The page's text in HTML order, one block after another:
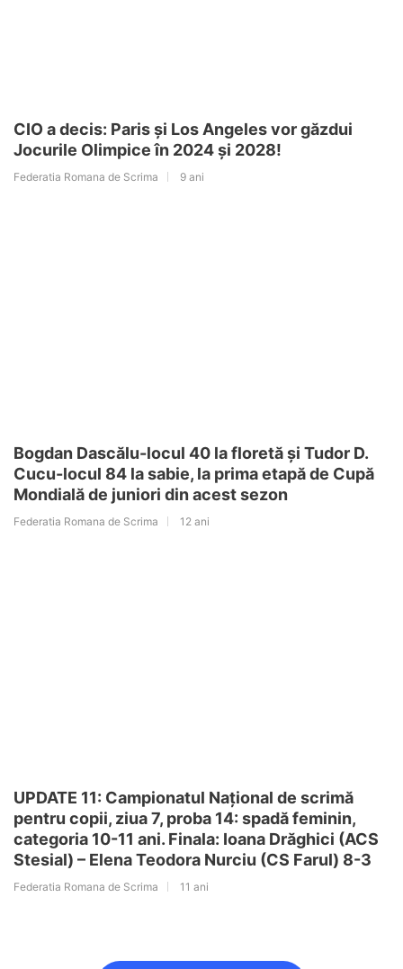
CIO a decis: Paris și Los Angeles vor găzdui
Jocurile Olimpice în 2024 și 2028!
Federatia Romana de Scrima 9 ani
Bogdan Dascălu-locul 40 la floretă și Tudor D.
Cucu-locul 84 la sabie, la prima etapă de Cupă
Mondială de juniori din acest sezon
Federatia Romana de Scrima 12 ani
UPDATE 11: Campionatul Național de scrimă
pentru copii, ziua 7, proba 14: spadă feminin,
categoria 10-11 ani. Finala: Ioana Drăghici (ACS
Stesial) – Elena Teodora Nurciu (CS Farul) 8-3
Federatia Romana de Scrima 11 ani